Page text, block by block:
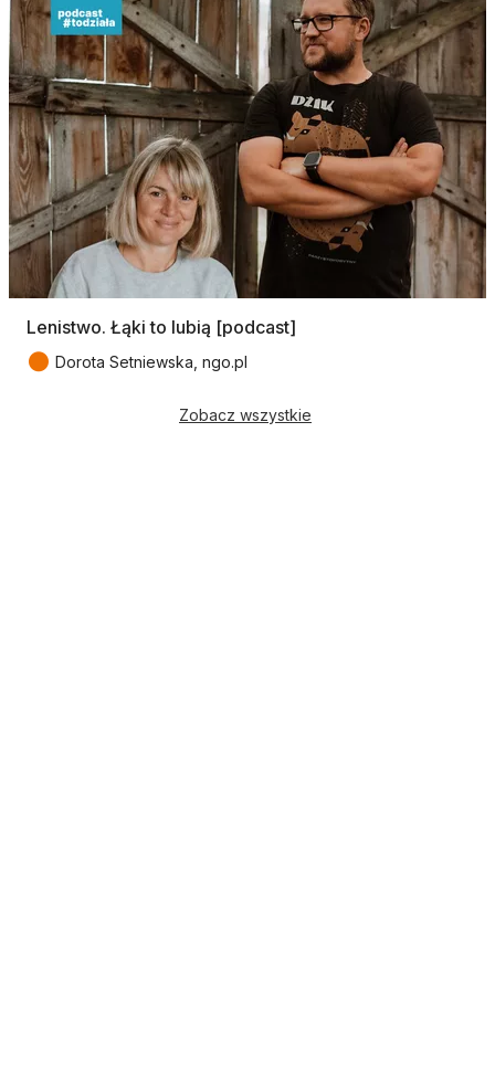
Lenistwo. Łąki to lubią [podcast]
● Dorota Setniewska, ngo.pl
Zobacz wszystkie